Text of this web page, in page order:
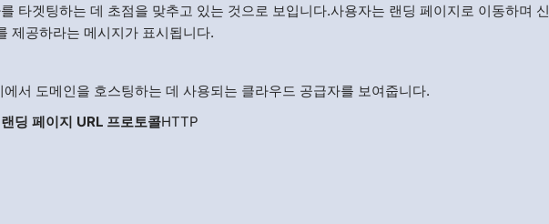
타겟팅하는 데 초점을 맞추고 있는 것으로 보입니다.사용자는 랜딩 페이지로 이동하며 신
제공하라는 메시지가 표시됩니다.
서 도메인을 호스팅하는 데 사용되는 클라우드 공급자를 보여줍니다.
딩 페이지 URL 프로토콜HTTP